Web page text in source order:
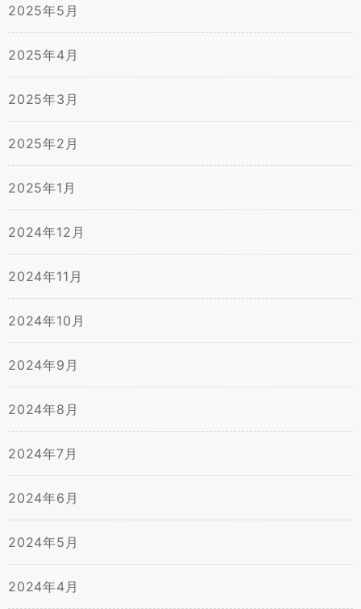
2025年5月
2025年4月
2025年3月
2025年2月
2025年1月
2024年12月
2024年11月
2024年10月
2024年9月
2024年8月
2024年7月
2024年6月
2024年5月
2024年4月